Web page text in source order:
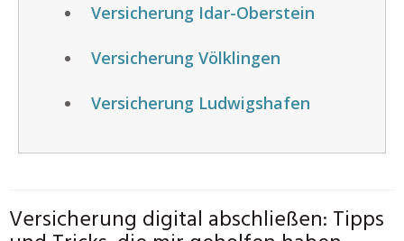
Versicherung Idar-Oberstein
Versicherung Völklingen
Versicherung Ludwigshafen
Versicherung digital abschließen: Tipps